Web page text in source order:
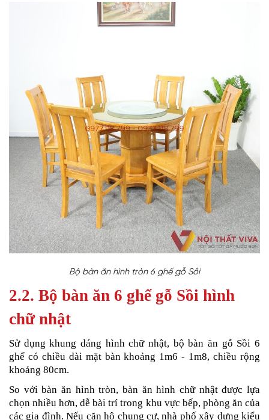
Bộ bàn ăn hình tròn 6 ghế gỗ Sồi
2.2. Bộ bàn ăn 6 ghế gỗ Sồi hình
chữ nhật
Sử dụng khung dáng hình chữ nhật, bộ bàn ăn gỗ Sồi 6
ghế có chiều dài mặt bàn khoảng 1m6 - 1m8, chiều rộng
khoảng 80cm.
So với bàn ăn hình tròn, bàn ăn hình chữ nhật được lựa
chọn nhiều hơn, dễ bài trí trong khu vực bếp, phòng ăn của
các gia đình. Nếu căn hộ chung cư, nhà phố xây dựng kiểu